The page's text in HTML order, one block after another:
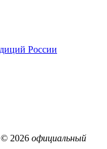
© 2026 официальный